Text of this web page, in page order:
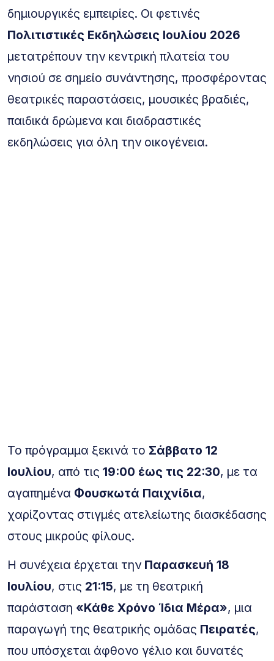
δημιουργικές εμπειρίες. Οι φετινές
Πολιτιστικές Εκδηλώσεις Ιουλίου 2026
μετατρέπουν την κεντρική πλατεία του
νησιού σε σημείο συνάντησης, προσφέροντας
θεατρικές παραστάσεις, μουσικές βραδιές,
παιδικά δρώμενα και διαδραστικές
εκδηλώσεις για όλη την οικογένεια.
Το πρόγραμμα ξεκινά το Σάββατο 12
Ιουλίου, από τις 19:00 έως τις 22:30, με τα
αγαπημένα Φουσκωτά Παιχνίδια,
χαρίζοντας στιγμές ατελείωτης διασκέδασης
στους μικρούς φίλους.
Η συνέχεια έρχεται την Παρασκευή 18
Ιουλίου, στις 21:15, με τη θεατρική
παράσταση «Κάθε Χρόνο Ίδια Μέρα», μια
παραγωγή της θεατρικής ομάδας Πειρατές,
που υπόσχεται άφθονο γέλιο και δυνατές